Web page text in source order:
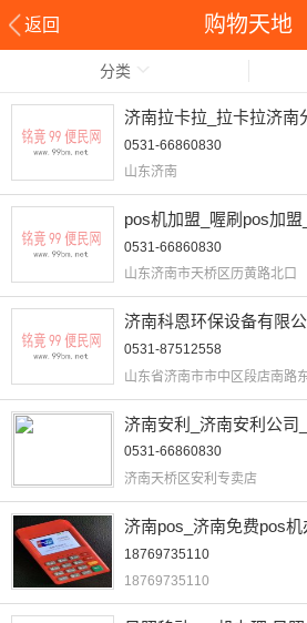
返回 购物天地
分类
济南拉卡拉_拉卡拉济南
0531-66860830
山东济南
pos机加盟_喔刷pos加盟
0531-66860830
山东济南市天桥区历黄路北口
济南科恩环保设备有限
0531-87512558
山东省济南市市中区段店南路
济南安利_济南安利公司
0531-66860830
济南天桥区安利专卖店
济南pos_济南免费pos机
18769735110
18769735110